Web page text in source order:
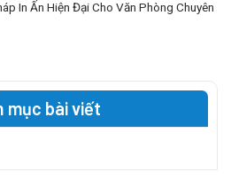
mục bài viết
In Ấn Hiện Đại Cho Văn Phòng Chuyên